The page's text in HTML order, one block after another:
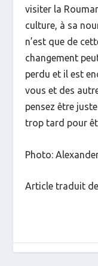
visiter la
culture, à sa
n’est que de
changement
perdu et il est
vous et des
pensez être
trop tard pour
Photo:
Article traduit